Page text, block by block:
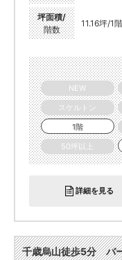
坪面積/
階数
11.16坪/1階
NEW
スケルトン
1階
50坪以上
詳細を見る
千歳烏山徒歩5分 バ